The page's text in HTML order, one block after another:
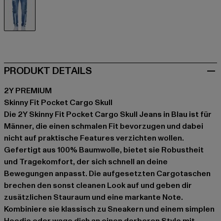
PRODUKT DETAILS
2Y PREMIUM
Skinny Fit Pocket Cargo Skull
Die 2Y Skinny Fit Pocket Cargo Skull Jeans in Blau ist für
Männer, die einen schmalen Fit bevorzugen und dabei
nicht auf praktische Features verzichten wollen.
Gefertigt aus 100% Baumwolle, bietet sie Robustheit
und Tragekomfort, der sich schnell an deine
Bewegungen anpasst. Die aufgesetzten Cargotaschen
brechen den sonst cleanen Look auf und geben dir
zusätzlichen Stauraum und eine markante Note.
Kombiniere sie klassisch zu Sneakern und einem simplen